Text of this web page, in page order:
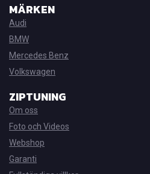
MÄRKEN
Audi
BMW
Mercedes Benz
Volkswagen
ZIPTUNING
Om oss
Foto och Videos
Webshop
Garanti